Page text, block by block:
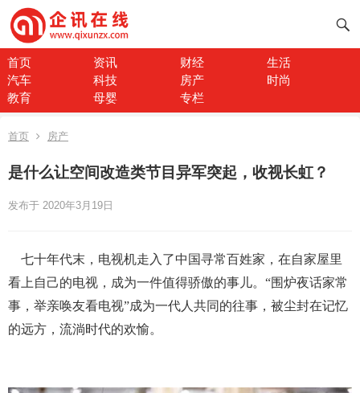
首页 资讯 财经
生活
汽车
科技 房产
时尚
教育
母婴 专栏
首页 房产
是什么让空间改造类节目异军突起，收视长虹？
发布于 2020年3月19日
七十年代末，电视机走入了中国寻常百姓家，在自家屋里
看上自己的电视，成为一件值得骄傲的事儿。“围炉夜话家常
事，举亲唤友看电视”成为一代人共同的往事，被尘封在记忆
的远方，流淌时代的欢愉。